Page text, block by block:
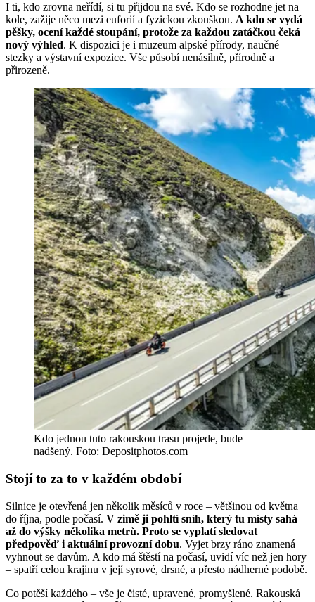
I ti, kdo zrovna neřídí, si tu přijdou na své. Kdo se rozhodne jet na
kole, zažije něco mezi euforií a fyzickou zkouškou. A kdo se vydá
pěšky, ocení každé stoupání, protože za každou zatáčkou čeká
nový výhled. K dispozici je i muzeum alpské přírody, naučné
stezky a výstavní expozice. Vše působí nenásilně, přírodně a
přirozeně.
Kdo jednou tuto rakouskou trasu projede, bude
nadšený. Foto: Depositphotos.com
Stojí to za to v každém období
Silnice je otevřená jen několik měsíců v roce – většinou od května
do října, podle počasí. V zimě ji pohltí sníh, který tu místy sahá
až do výšky několika metrů. Proto se vyplatí sledovat
předpověď i aktuální provozní dobu. Vyjet brzy ráno znamená
vyhnout se davům. A kdo má štěstí na počasí, uvidí víc než jen hory
– spatří celou krajinu v její syrové, drsné, a přesto nádherné podobě.
Co potěší každého – vše je čisté, upravené, promyšlené. Rakouská